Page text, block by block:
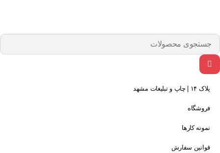
پلاک ۱۴ | چاپ و تبلیغات مشهد
فروشگاه
نمونه کارها
قوانین سفارش